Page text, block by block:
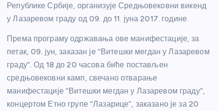
Републике Србије, организује Средњовековни викенд
у Лазаревом граду од 09. до 11. јуна 2017. године.
Према програму одржавања ове манифестације, за
петак, 09. јун, заказан је “Витешки мегдан у Лазаревом
граду”. Од 18 до 20 часова биће постављен
средњовековни камп, свечано отварање
манифестације “Витешки мегдан у Лазаревом граду”,
концертом Етно групе “Лазарице”, заказано је за 20